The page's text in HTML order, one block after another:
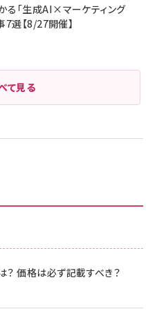
グをもっと見る
価格は必ず記載すべき？
る「生成AI×マーケティング
選【8/27開催】
て見る